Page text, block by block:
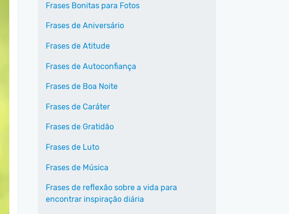
Frases Bonitas para Fotos
Frases de Aniversário
Frases de Atitude
Frases de Autoconfiança
Frases de Boa Noite
Frases de Caráter
Frases de Gratidão
Frases de Luto
Frases de Música
Frases de reflexão sobre a vida para
encontrar inspiração diária